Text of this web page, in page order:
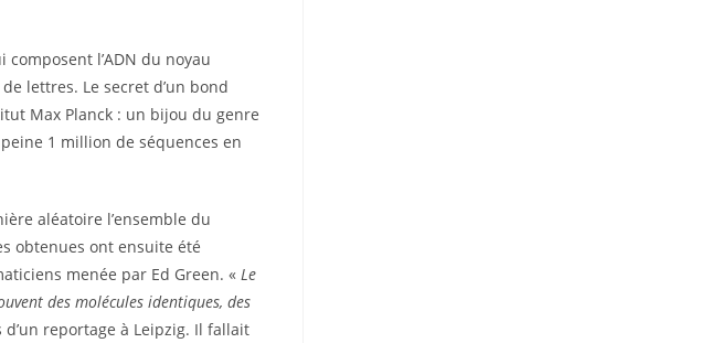
l’ADN du noyau
lettres. Le secret d’un bond
Max Planck : un bijou du genre
1 million de séquences en
aléatoire l’ensemble du
obtenues ont ensuite été
menée par Ed Green. « Le
des molécules identiques, des
d’un reportage à Leipzig. Il fallait